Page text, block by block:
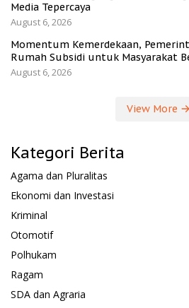
Media Tepercaya
August 6, 2026
Momentum Kemerdekaan,
Rumah Subsidi untuk Masyarakat
August 6, 2026
View More
Kategori Berita
Agama dan Pluralitas
Ekonomi dan Investasi
Kriminal
Otomotif
Polhukam
Ragam
SDA dan Agraria